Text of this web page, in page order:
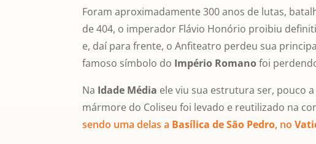
Foram aproximadamente 300 anos de lutas,
de 404, o imperador Flávio Honório proibiu
e, daí para frente, o Anfiteatro perdeu sua
famoso símbolo do Império Romanofoi
Na Idade Média ele viu sua estrutura ser, pouco
mármore do Coliseu foi levado e reutilizado na
sendo uma delas a Basílica de São Pedro, no